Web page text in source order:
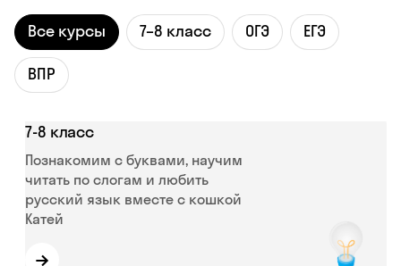
Все курсы 7–8 класс ОГЭ ЕГЭ
ВПР
7‑8 класс
Познакомим с буквами, научим
читать по слогам и любить
русский язык вместе с кошкой
Катей
→